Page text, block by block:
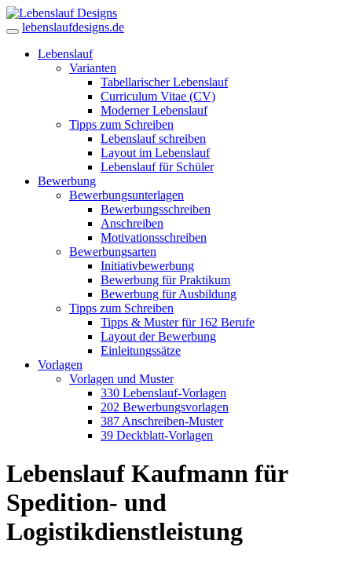
lebenslaufdesigns.de
Lebenslauf
Varianten
Tabellarischer Lebenslauf
Curriculum Vitae (CV)
Moderner Lebenslauf
Tipps zum Schreiben
Lebenslauf schreiben
Layout im Lebenslauf
Lebenslauf für Schüler
Bewerbung
Bewerbungsunterlagen
Bewerbungsschreiben
Anschreiben
Motivationsschreiben
Bewerbungsarten
Initiativbewerbung
Bewerbung für Praktikum
Bewerbung für Ausbildung
Tipps zum Schreiben
Tipps & Muster für 162 Berufe
Layout der Bewerbung
Einleitungssätze
Vorlagen
Vorlagen und Muster
330 Lebenslauf-Vorlagen
202 Bewerbungsvorlagen
387 Anschreiben-Muster
39 Deckblatt-Vorlagen
Lebenslauf Kaufmann für
Spedition- und
Logistikdienstleistung